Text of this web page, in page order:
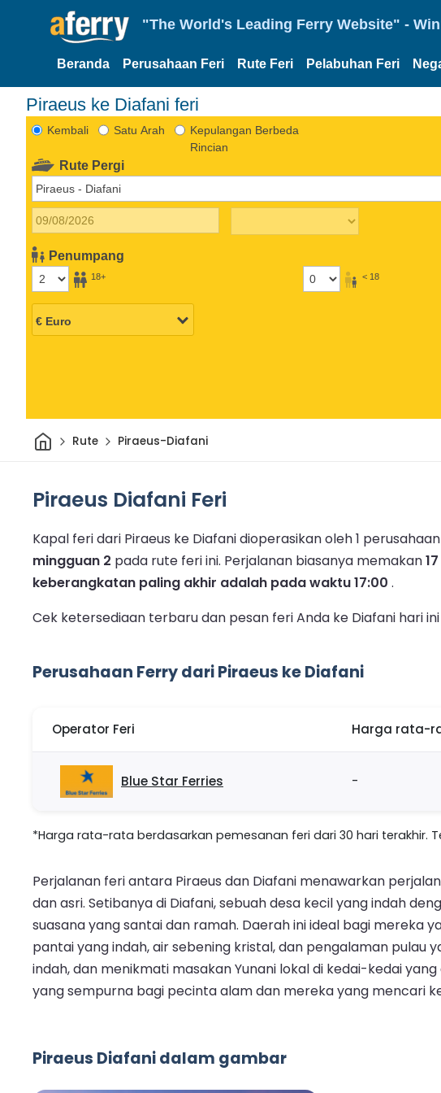
"The World's Leading Ferry Website" -
Beranda Perusahaan Feri Rute Feri Pelabuhan Feri
Piraeus ke Diafani feri
Kembali Satu Arah
Kepulangan Berbeda
Rincian
Rute Pergi
Penumpang
18+ < 18
Rumah
Rute Piraeus-Diafani
Piraeus Diafani Feri
Kapal feri dari Piraeus ke Diafani dioperasikan oleh 1
mingguan 2 pada rute feri ini. Perjalanan biasanya memakan
keberangkatan paling akhir adalah pada waktu 17:00 .
Cek ketersediaan terbaru dan pesan feri Anda ke Diafani hari
Perusahaan Ferry dari Piraeus ke Diafani
Operator Feri Harga rata-
Blue Star Ferries -
*Harga rata-rata berdasarkan pemesanan feri dari 30 hari terakhir.
Perjalanan feri antara Piraeus dan Diafani menawarkan
dan asri. Setibanya di Diafani, sebuah desa kecil yang indah
suasana yang santai dan ramah. Daerah ini ideal bagi mereka
pantai yang indah, air sebening kristal, dan pengalaman pulau
indah, dan menikmati masakan Yunani lokal di kedai-kedai
yang sempurna bagi pecinta alam dan mereka yang mencari
Piraeus Diafani dalam gambar